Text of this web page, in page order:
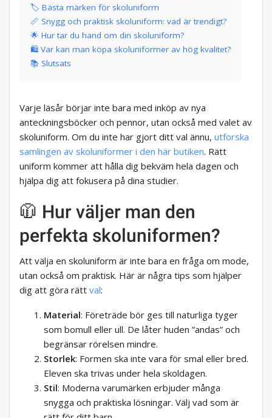
🏷️ Bästa märken för skoluniform
📏 Snygg och praktisk skoluniform: vad är trendigt?
🌟 Hur tar du hand om din skoluniform?
🛍️ Var kan man köpa skoluniformer av hög kvalitet?
📚 Slutsats
Varje läsår börjar inte bara med inköp av nya
anteckningsböcker och pennor, utan också med valet av
skoluniform. Om du inte har gjort ditt val ännu, utforska
samlingen av skoluniformer i den här butiken. Rätt
uniform kommer att hålla dig bekväm hela dagen och
hjälpa dig att fokusera på dina studier.
🧥 Hur väljer man den
perfekta skoluniformen?
Att välja en skoluniform är inte bara en fråga om mode,
utan också om praktisk. Här är några tips som hjälper
dig att göra rätt val:
Material: Företräde bör ges till naturliga tyger
som bomull eller ull. De låter huden ”andas” och
begränsar rörelsen mindre.
Storlek: Formen ska inte vara för smal eller bred.
Eleven ska trivas under hela skoldagen.
Stil: Moderna varumärken erbjuder många
snygga och praktiska lösningar. Välj vad som är